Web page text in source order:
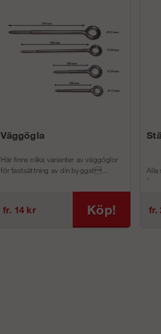
Väggögla
Här finns olika varianter av väggöglor
för fastsättning av din byggst...
fr. 14 kr Köp!
Alla
fr.